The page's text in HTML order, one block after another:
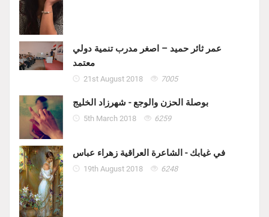
عمر ثائر حميد – اصغر مدرب تنمية دولي
معتمد
21st August 2018 7005
بوصلة الحزن والوجع - شهرزاد الخليج
5th March 2018 6259
في غيابك - الشاعرة العراقية زهراء عباس
19th August 2018 6248